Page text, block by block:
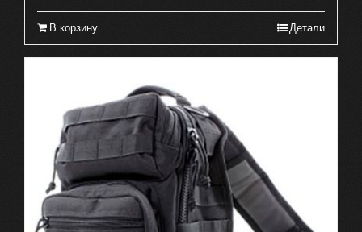
В корзину Детали